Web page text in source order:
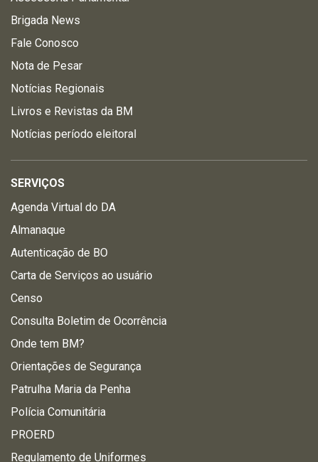
Brigada News
Fale Conosco
Nota de Pesar
Notícias Regionais
Livros e Revistas da BM
Notícias período eleitoral
SERVIÇOS
Agenda Virtual do DA
Almanaque
Autenticação de BO
Carta de Serviços ao usuário
Censo
Consulta Boletim de Ocorrência
Onde tem BM?
Orientações de Segurança
Patrulha Maria da Penha
Polícia Comunitária
PROERD
Regulamento de Uniformes